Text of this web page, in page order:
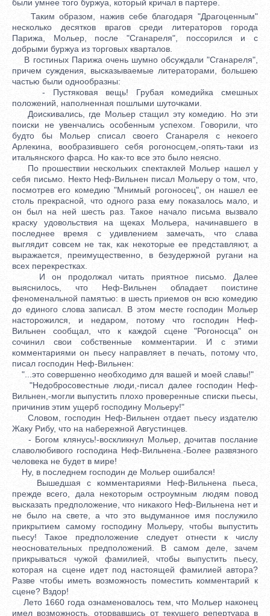
были умнее того буржуа, который кричал в партере.
Таким образом, нажив себе благодаря "Драгоценным"
несколько десятков врагов среди литераторов города
Парижа, Мольер, после "Сганареля", поссорился и с
добрыми буржуа из торговых кварталов.
В гостиных Парижа очень шумно обсуждали "Сганареля",
причем суждения, высказываемые литераторами, большею
частью были однообразны:
- Пустяковая вещь! Грубая комедийка смешных
положений, наполненная пошлыми шуточками.
Доискивались, где Мольер стащил эту комедию. Но эти
поиски не увенчались особенным успехом. Говорили, что
будто бы Мольер списал своего Сганареля с некоего
Арлекина, вообразившего себя рогоносцем,-опять-таки из
итальянского фарса. Но как-то все это было неясно.
По прошествии нескольких спектаклей Мольер нашел у
себя письмо. Некто Неф-Вильнен писал Мольеру о том, что,
посмотрев его комедию "Мнимый рогоносец", он нашел ее
столь прекрасной, что одного раза ему показалось мало, и
он был на ней шесть раз. Такое начало письма вызвало
краску удовольствия на щеках Мольера, начинавшего в
последнее время с удивлением замечать, что слава
выглядит совсем не так, как некоторые ее представляют, а
выражается, преимущественно, в безудержной ругани на
всех перекрестках.
И он продолжал читать приятное письмо. Далее
выяснилось, что Неф-Вильнен обладает поистине
феноменальной памятью: в шесть приемов он всю комедию
до единого слова записал. В этом месте господин Мольер
насторожился, и недаром, потому что господин Неф-
Вильнен сообщал, что к каждой сцене "Рогоносца" он
сочинил свои собственные комментарии. И с этими
комментариями он пьесу направляет в печать, потому что,
писал господин Неф-Вильнен:
"...это совершенно необходимо для вашей и моей славы!"
"Недобросовестные люди,-писал далее господин Неф-
Вильнен,-могли выпустить плохо проверенные списки пьесы,
причинив этим ущерб господину Мольеру!"
Словом, господин Неф-Вильнен отдает пьесу издателю
Жаку Рибу, что на набережной Августинцев.
- Богом клянусь!-воскликнул Мольер, дочитав послание
славолюбивого господина Неф-Вильнена.-Более развязного
человека не будет в мире!
Ну, в последнем господин де Мольер ошибался!
Вышедшая с комментариями Неф-Вильнена пьеса,
прежде всего, дала некоторым остроумным людям повод
высказать предположение, что никакого Неф-Вильнена нет и
не было на свете, а что это выдуманное имя послужило
прикрытием самому господину Мольеру, чтобы выпустить
пьесу! Такое предположение следует отнести к числу
неосновательных предположений. В самом деле, зачем
прикрываться чужой фамилией, чтобы выпустить пьесу,
которая на сцене идет под настоящей фамилией автора?
Разве чтобы иметь возможность поместить комментарий к
сцене? Вздор!
Лето 1660 года ознаменовалось тем, что Мольер наконец
имел возможность, оторвавшись от текущего репертуара в